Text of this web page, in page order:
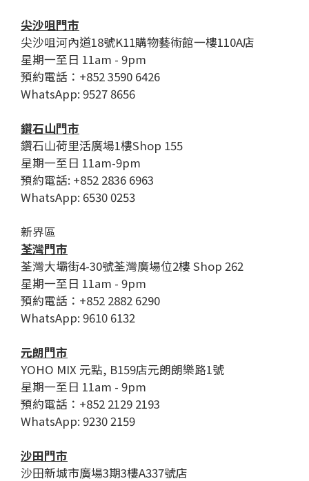
尖沙咀門市
尖沙咀河內道18號K11購物藝術館一樓110A店
星期一至日 11am - 9pm
預約電話：+852 3590 6426
WhatsApp: 9527 8656
鑽石山門市
鑽石山荷里活廣場1樓Shop 155
星期一至日 11am-9pm
預約電話: +852 2836 6963
WhatsApp: 6530 0253
新界區
荃灣門市
荃灣大壩街4-30號荃灣廣場位2樓 Shop 262
星期一至日 11am - 9pm
預約電話：+852 2882 6290
WhatsApp: 9610 6132
元朗門市
YOHO MIX 元點, B159店元朗朗樂路1號
星期一至日 11am - 9pm
預約電話：+852 2129 2193
WhatsApp: 9230 2159
沙田門市
沙田新城市廣場3期3樓A337號店